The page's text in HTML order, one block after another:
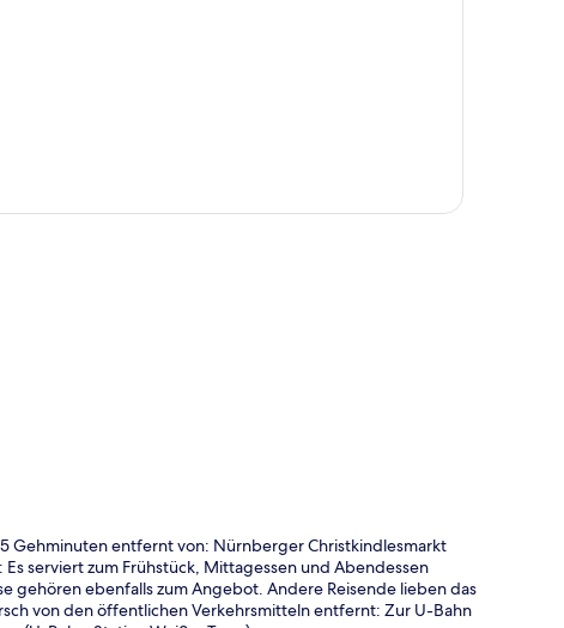
Gehminuten entfernt von: Nürnberger Christkindlesmarkt
serviert zum Frühstück, Mittagessen und Abendessen
gehören ebenfalls zum Angebot. Andere Reisende lieben das
von den öffentlichen Verkehrsmitteln entfernt: Zur U-Bahn